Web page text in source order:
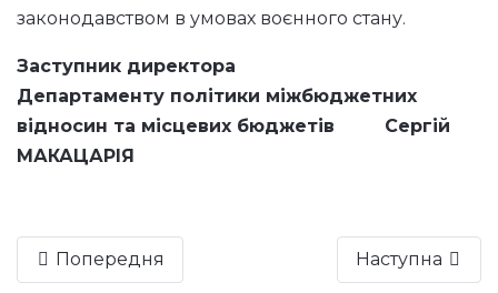
законодавством в умовах воєнного стану.
Заступник директора
Департаменту політики міжбюджетних
відносин та місцевих бюджетів Сергій
МАКАЦАРІЯ
Попередня Наступна